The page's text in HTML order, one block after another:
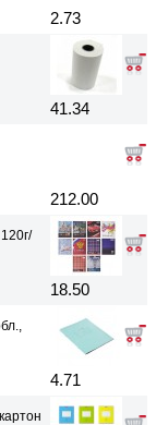
2.73
41.34
212.00
18.50
4.71